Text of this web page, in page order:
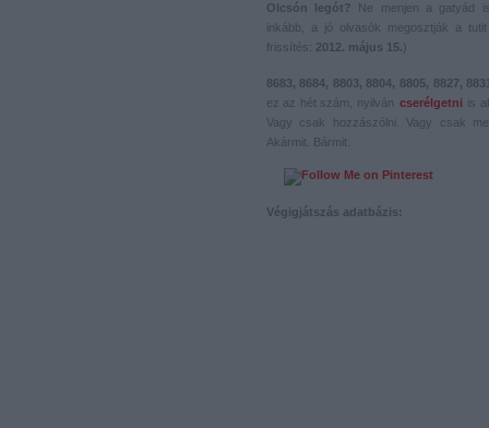
Olcsón legót? Ne menjen a gatyád
inkább, a jó olvasók megosztják a
frissítés: 2012. május 15.)
8683, 8684, 8803, 8804, 8805, 8827, 8831
ez az hét szám, nyilván
cserélgetni
is
Vagy csak hozzászólni. Vagy csak
Akármit. Bármit.
Végigjátszás adatbázis: